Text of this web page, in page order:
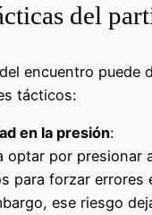
del
encuentro puede
tácticos:
en la presión:
optar por presionar
para forzar errores
ese riesgo